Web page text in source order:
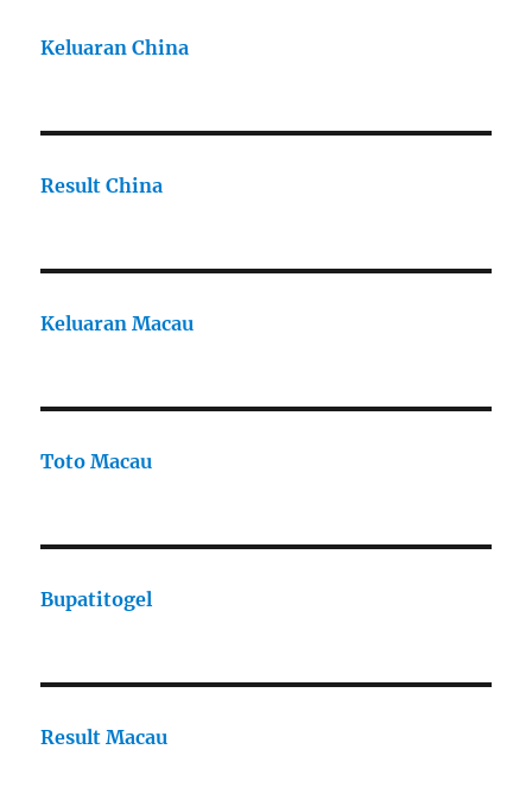
Keluaran China
Result China
Keluaran Macau
Toto Macau
Bupatitogel
Result Macau